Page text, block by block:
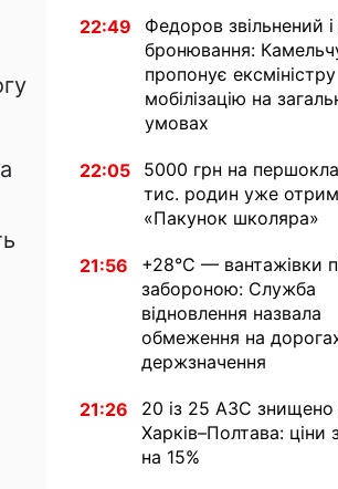
22:49
Федоров звільнений і
бронювання:
пропонує ексміністру
мобілізацію на
умовах
22:05
5000 грн на
тис. родин уже
«Пакунок школяра»
21:56
+28°C — вантажівки
забороною: Служба
відновлення назвала
обмеження на
держзначення
21:26
20 із 25 АЗС знищено
Харків–Полтава: ціни
на 15%